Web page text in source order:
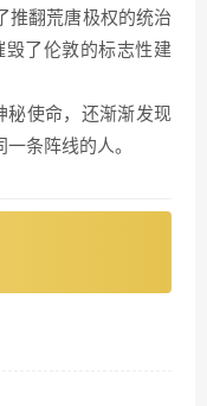
推翻荒唐极权的统治
毁了伦敦的标志性建
秘使命，还渐渐发现
条阵线的人。